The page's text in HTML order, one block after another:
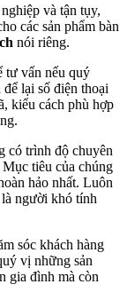
và tận tụy,
các sản phẩm bàn
nói riêng.
tư vấn nếu quý
lại số điện thoại
kiểu cách phù hợp
có trình độ chuyên
tiêu của chúng
hảo nhất. Luôn
người khó tính
sóc khách hàng
vị những sản
gia đình mà còn